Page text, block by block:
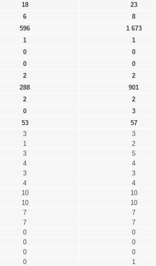
18 23
6 8
596 1 673
1 1
0 0
0 0
2 2
288 901
2 2
0 3
53 57
3 3
1 2
3 5
4 4
3 3
4 4
10 10
10 10
7 7
7 7
0 0
0 0
0 0
0 1